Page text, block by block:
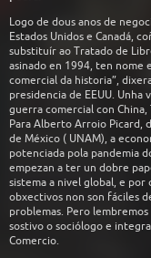
Logo de dous anos de
Estados Unidos e Canadá,
substituír ao Tratado de
asinado en 1994, ten nome
comercial da historia”,
presidencia de EEUU. Unha
guerra comercial con
Para Alberto Arroio Picard,
de México ( UNAM), a
potenciada pola pandemia
empezan a ter un dobre
sistema a nivel global, e
obxectivos non son fáciles
problemas. Pero
sostivo o sociólogo e
Comercio.